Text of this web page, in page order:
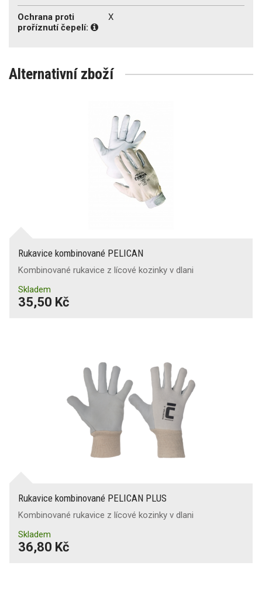
Ochrana proti
proříznutí čepelí:
X
Alternativní zboží
Rukavice kombinované PELICAN
Kombinované rukavice z lícové kozinky v dlani
Skladem
35,50 Kč
Rukavice kombinované PELICAN PLUS
Kombinované rukavice z lícové kozinky v dlani
Skladem
36,80 Kč